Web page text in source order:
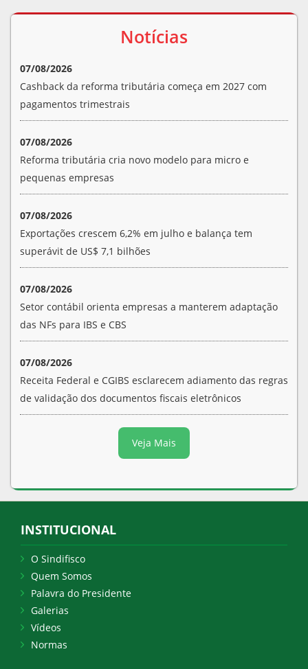
Notícias
07/08/2026
Cashback da reforma tributária começa em 2027 com
pagamentos trimestrais
07/08/2026
Reforma tributária cria novo modelo para micro e
pequenas empresas
07/08/2026
Exportações crescem 6,2% em julho e balança tem
superávit de US$ 7,1 bilhões
07/08/2026
Setor contábil orienta empresas a manterem adaptação
das NFs para IBS e CBS
07/08/2026
Receita Federal e CGIBS esclarecem adiamento das regras
de validação dos documentos fiscais eletrônicos
Veja Mais
INSTITUCIONAL
O Sindifisco
Quem Somos
Palavra do Presidente
Galerias
Vídeos
Normas